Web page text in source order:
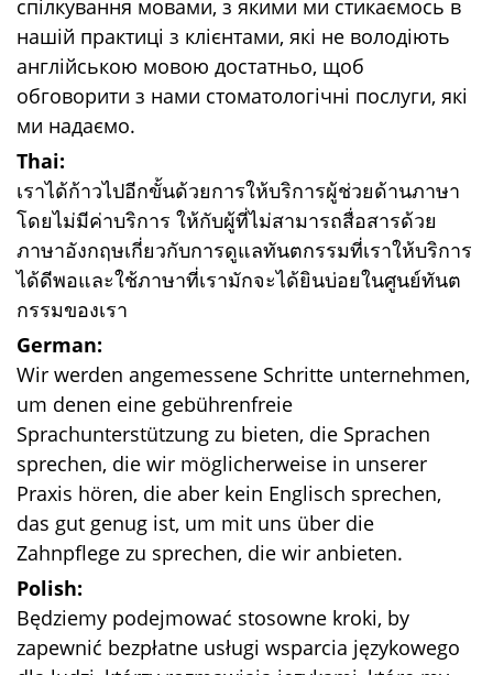
спілкування мовами, з якими ми стикаємось в
нашій практиці з клієнтами, які не володіють
англійською мовою достатньо, щоб
обговорити з нами стоматологічні послуги, які
ми надаємо.
Thai:
เราได้ก้าวไปอีกขั้นด้วยการให้บริการผู้ช่วยด้านภาษา
โดยไม่มีค่าบริการ ให้กับผู้ที่ไม่สามารถสื่อสารด้วย
ภาษาอังกฤษเกี่ยวกับการดูแลทันตกรรมที่เราให้บริการ
ได้ดีพอและใช้ภาษาที่เรามักจะได้ยินบ่อยในศูนย์ทันต
กรรมของเรา
German:
Wir werden angemessene Schritte unternehmen,
um denen eine gebührenfreie
Sprachunterstützung zu bieten, die Sprachen
sprechen, die wir möglicherweise in unserer
Praxis hören, die aber kein Englisch sprechen,
das gut genug ist, um mit uns über die
Zahnpflege zu sprechen, die wir anbieten.
Polish:
Będziemy podejmować stosowne kroki, by
zapewnić bezpłatne usługi wsparcia językowego